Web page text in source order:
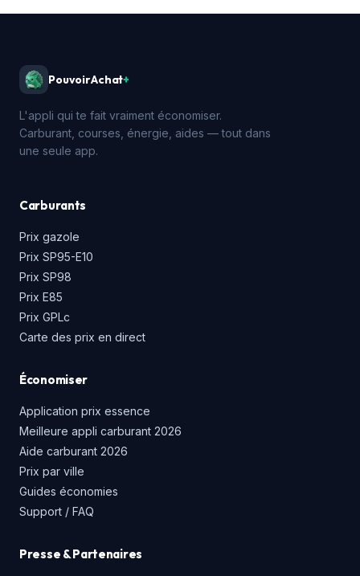
PouvoirAchat+
L'appli qui te fait vraiment économiser.
Carburant, courses, énergie, aides — tout dans
une seule app.
Carburants
Prix gazole
Prix SP95-E10
Prix SP98
Prix E85
Prix GPLc
Carte des prix en direct
Économiser
Application prix essence
Meilleure appli carburant 2026
Aide carburant 2026
Prix par ville
Guides économies
Support / FAQ
Presse & Partenaires